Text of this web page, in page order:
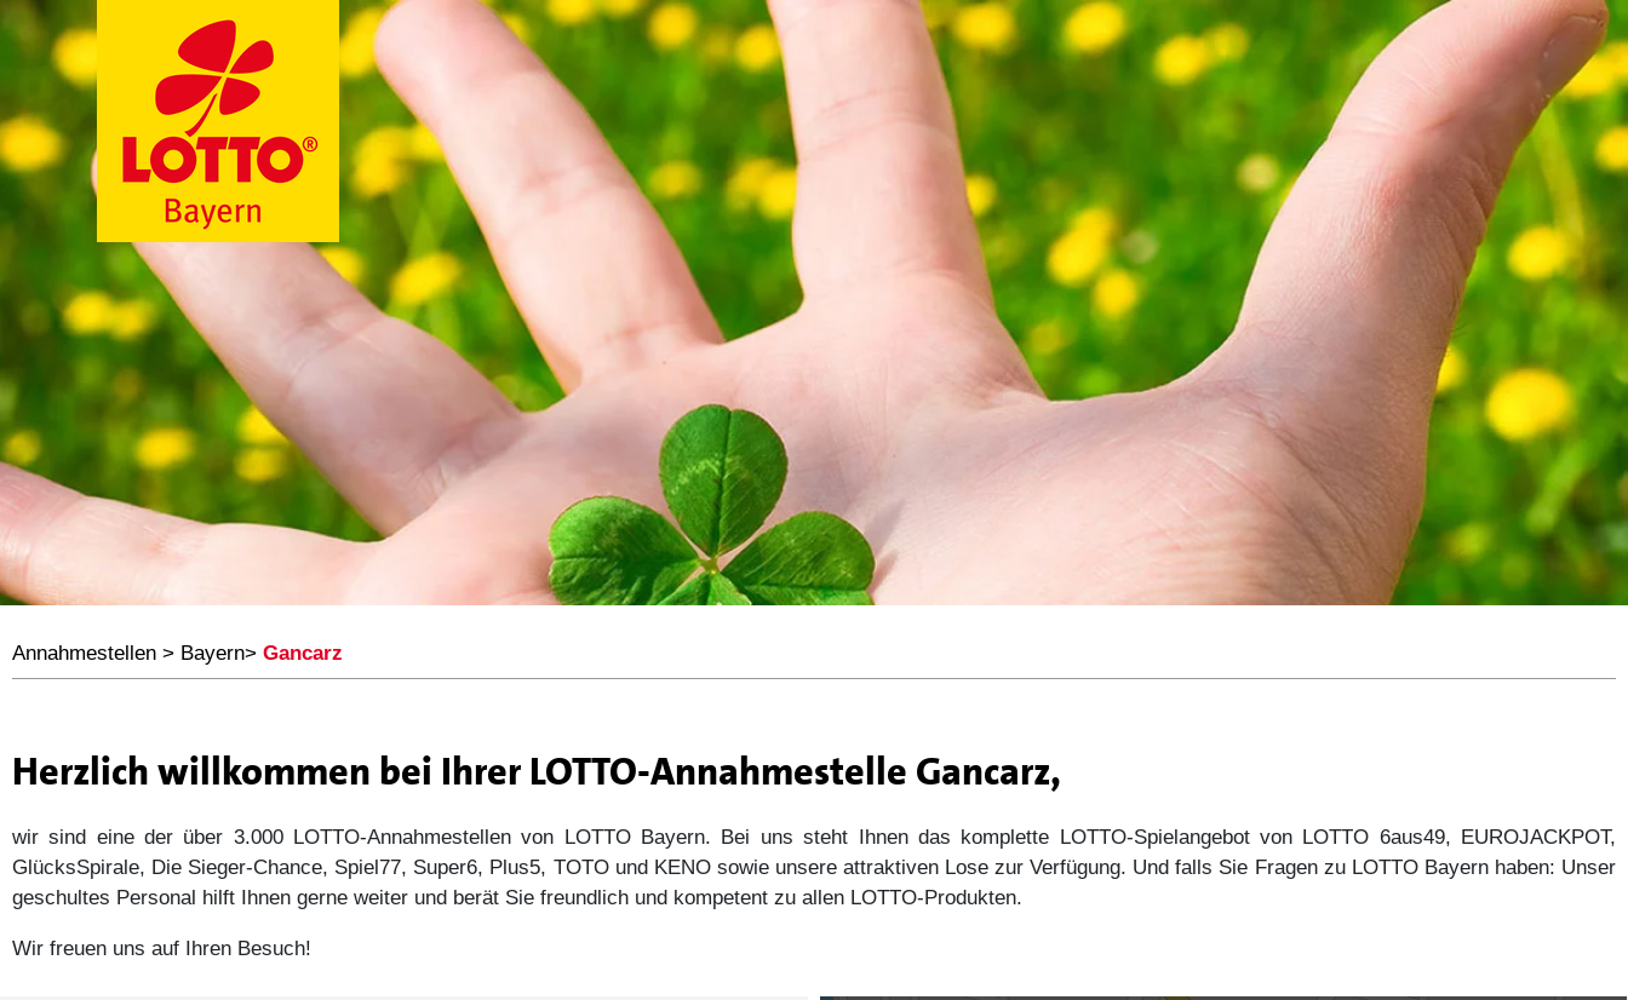
Annahmestellen > Bayern> Gancarz
Herzlich willkommen bei Ihrer LOTTO-Annahmestelle Gancarz,
wir sind eine der über 3.000 LOTTO-Annahmestellen von LOTTO Bayern. Bei uns steht Ihnen das komplette LOTTO-Spielangebot von LOTTO 6aus49, EUROJACKPOT,
GlücksSpirale, Die Sieger-Chance, Spiel77, Super6, Plus5, TOTO und KENO sowie unsere attraktiven Lose zur Verfügung. Und falls Sie Fragen zu LOTTO Bayern haben: Unser
geschultes Personal hilft Ihnen gerne weiter und berät Sie freundlich und kompetent zu allen LOTTO-Produkten.
Wir freuen uns auf Ihren Besuch!